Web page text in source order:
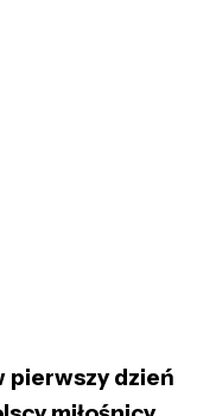
pierwszy dzień